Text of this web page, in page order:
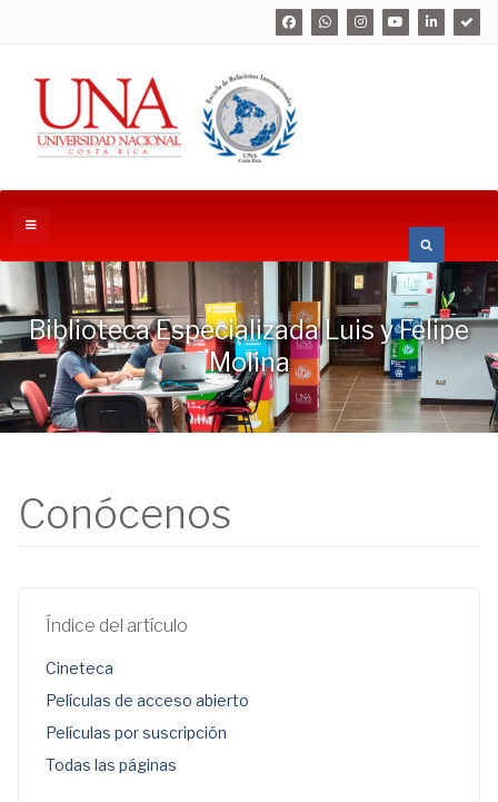
Biblioteca Especializada Luis y Felipe
Molina
Conócenos
Índice del artículo
Cineteca
Películas de acceso abierto
Películas por suscripción
Todas las páginas